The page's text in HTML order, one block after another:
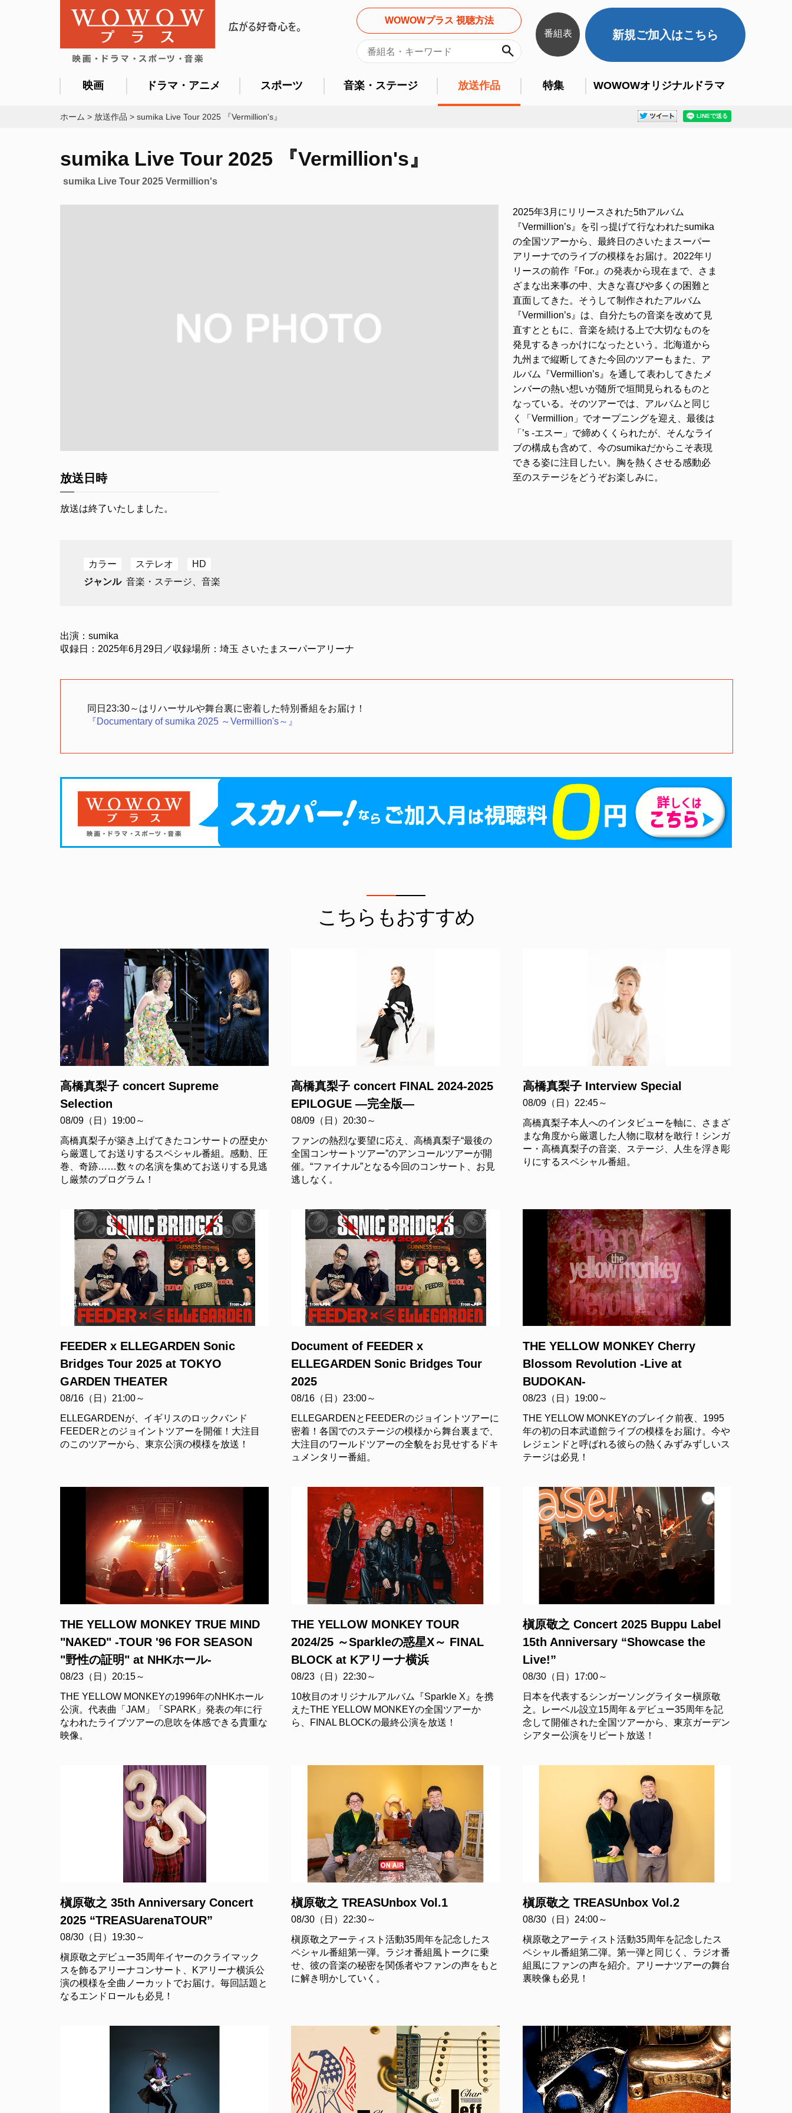
WOWOWプラス 視聴方法
番組表
新規ご加入はこちら
映画 ドラマ・アニメ スポーツ 音楽・ステージ 放送作品 特集 WOWOWオリジナルドラマ
ホーム > 放送作品 > sumika Live Tour 2025 『Vermillion's』
sumika Live Tour 2025 『Vermillion's』
sumika Live Tour 2025 Vermillion's
放送日時
放送は終了いたしました。
2025年3月にリリースされた5thアルバム
『Vermillion’s』を引っ提げて行なわれたsumika
の全国ツアーから、最終日のさいたまスーパー
アリーナでのライブの模様をお届け。2022年リ
リースの前作『For.』の発表から現在まで、さま
ざまな出来事の中、大きな喜びや多くの困難と
直面してきた。そうして制作されたアルバム
『Vermillion’s』は、自分たちの音楽を改めて見
直すとともに、音楽を続ける上で大切なものを
発見するきっかけになったという。北海道から
九州まで縦断してきた今回のツアーもまた、ア
ルバム『Vermillion’s』を通して表わしてきたメ
ンバーの熱い想いが随所で垣間見られるものと
なっている。そのツアーでは、アルバムと同じ
く「Vermillion」でオープニングを迎え、最後は
「’s -エスー」で締めくくられたが、そんなライ
ブの構成も含めて、今のsumikaだからこそ表現
できる姿に注目したい。胸を熱くさせる感動必
至のステージをどうぞお楽しみに。
カラー ステレオ
HD
ジャンル 音楽・ステージ、音楽
出演：sumika
収録日：2025年6月29日／収録場所：埼玉 さいたまスーパーアリーナ
同日23:30～はリハーサルや舞台裏に密着した特別番組をお届け！
『Documentary of sumika 2025 ～Vermillion's～』
こちらもおすすめ
高橋真梨子 concert Supreme
Selection
08/09（日）19:00～
高橋真梨子が築き上げてきたコンサートの歴史か
ら厳選してお送りするスペシャル番組。感動、圧
巻、奇跡……数々の名演を集めてお送りする見逃
し厳禁のプログラム！
高橋真梨子 concert FINAL 2024-2025
EPILOGUE ―完全版―
08/09（日）20:30～
ファンの熱烈な要望に応え、高橋真梨子“最後の
全国コンサートツアー”のアンコールツアーが開
催。“ファイナル”となる今回のコンサート、お見
逃しなく。
高橋真梨子 Interview Special
08/09（日）22:45～
高橋真梨子本人へのインタビューを軸に、さまざ
まな角度から厳選した人物に取材を敢行！シンガ
ー・高橋真梨子の音楽、ステージ、人生を浮き彫
りにするスペシャル番組。
FEEDER x ELLEGARDEN Sonic
Bridges Tour 2025 at TOKYO
GARDEN THEATER
08/16（日）21:00～
ELLEGARDENが、イギリスのロックバンド
FEEDERとのジョイントツアーを開催！大注目
のこのツアーから、東京公演の模様を放送！
Document of FEEDER x
ELLEGARDEN Sonic Bridges Tour
2025
08/16（日）23:00～
ELLEGARDENとFEEDERのジョイントツアーに
密着！各国でのステージの模様から舞台裏まで、
大注目のワールドツアーの全貌をお見せするドキ
ュメンタリー番組。
THE YELLOW MONKEY Cherry
Blossom Revolution -Live at
BUDOKAN-
08/23（日）19:00～
THE YELLOW MONKEYのブレイク前夜、1995
年の初の日本武道館ライブの模様をお届け。今や
レジェンドと呼ばれる彼らの熱くみずみずしいス
テージは必見！
THE YELLOW MONKEY TRUE MIND
"NAKED" -TOUR '96 FOR SEASON
"野性の証明" at NHKホール-
08/23（日）20:15～
THE YELLOW MONKEYの1996年のNHKホール
公演。代表曲「JAM」「SPARK」発表の年に行
なわれたライブツアーの息吹を体感できる貴重な
映像。
THE YELLOW MONKEY TOUR
2024/25 ～Sparkleの惑星X～ FINAL
BLOCK at Kアリーナ横浜
08/23（日）22:30～
10枚目のオリジナルアルバム『Sparkle X』を携
えたTHE YELLOW MONKEYの全国ツアーか
ら、FINAL BLOCKの最終公演を放送！
槇原敬之 Concert 2025 Buppu Label
15th Anniversary “Showcase the
Live!”
08/30（日）17:00～
日本を代表するシンガーソングライター槇原敬
之。レーベル設立15周年＆デビュー35周年を記
念して開催された全国ツアーから、東京ガーデン
シアター公演をリピート放送！
槇原敬之 35th Anniversary Concert
2025 “TREASUarenaTOUR”
08/30（日）19:30～
槇原敬之デビュー35周年イヤーのクライマック
スを飾るアリーナコンサート、Kアリーナ横浜公
演の模様を全曲ノーカットでお届け。毎回話題と
なるエンドロールも必見！
槇原敬之 TREASUnbox Vol.1
08/30（日）22:30～
槇原敬之アーティスト活動35周年を記念したス
ペシャル番組第一弾。ラジオ番組風トークに乗
せ、彼の音楽の秘密を関係者やファンの声をもと
に解き明かしていく。
槇原敬之 TREASUnbox Vol.2
08/30（日）24:00～
槇原敬之アーティスト活動35周年を記念したス
ペシャル番組第二弾。第一弾と同じく、ラジオ番
組風にファンの声を紹介。アリーナツアーの舞台
裏映像も必見！